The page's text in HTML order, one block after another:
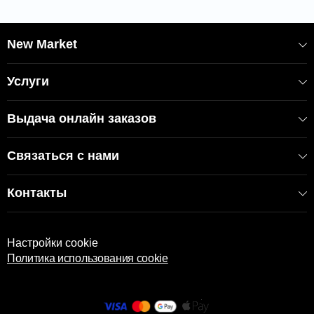
New Market
Услуги
Выдача онлайн заказов
Связаться с нами
Контакты
Настройки cookie
Политика использования cookie